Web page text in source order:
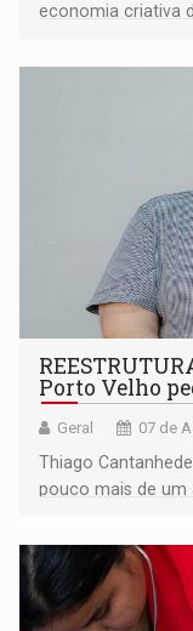
economia criativa
Porto Velho
Geral 07 de
Thiago
pouco mais de um